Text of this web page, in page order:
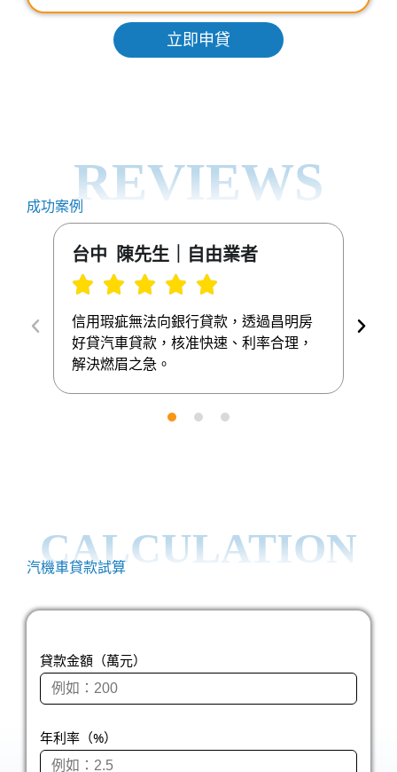
立即申貸
REVIEWS
成功案例
台中 陳先生｜自由業者
    
信用瑕疵無法向銀行貸款，透過昌明房
好貸汽車貸款，核准快速、利率合理，
解決燃眉之急。
CALCULATION
汽機車貸款試算
貸款金額（萬元）
年利率（%）